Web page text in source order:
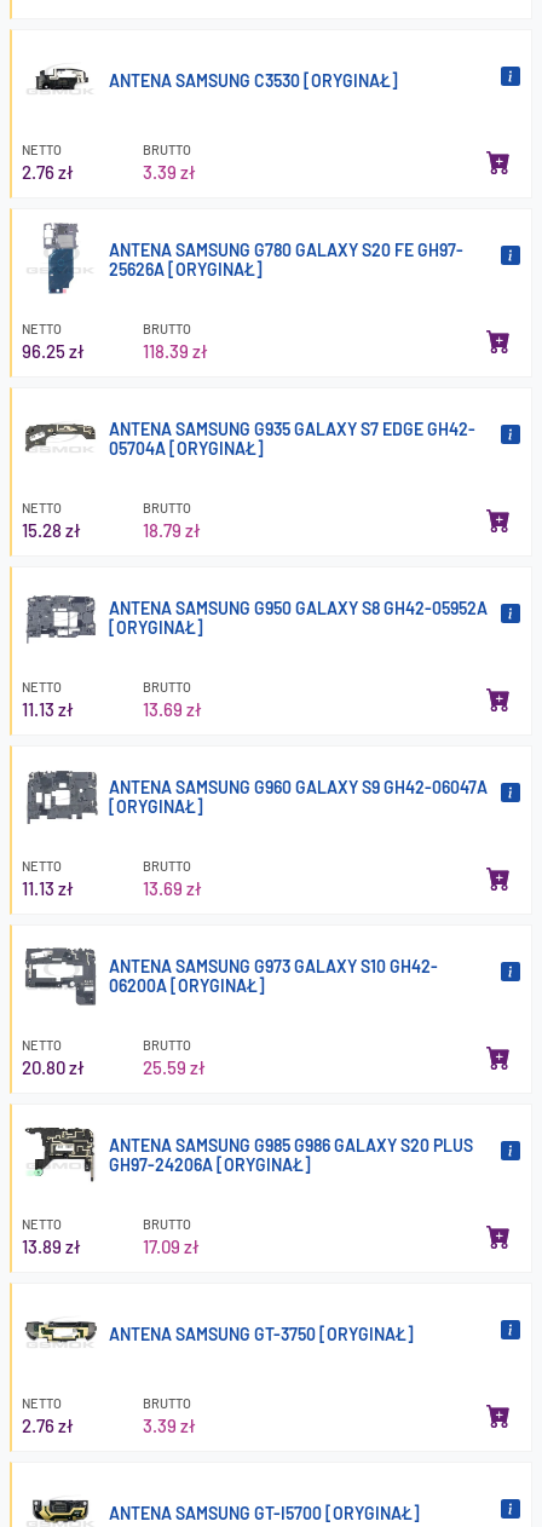
ANTENA SAMSUNG C3530 [ORYGINAŁ]
NETTO
2.76 zł
BRUTTO
3.39 zł
ANTENA SAMSUNG G780 GALAXY S20 FE GH97-
25626A [ORYGINAŁ]
NETTO
96.25 zł
BRUTTO
118.39 zł
ANTENA SAMSUNG G935 GALAXY S7 EDGE GH42-
05704A [ORYGINAŁ]
NETTO
15.28 zł
BRUTTO
18.79 zł
ANTENA SAMSUNG G950 GALAXY S8 GH42-05952A
[ORYGINAŁ]
NETTO
11.13 zł
BRUTTO
13.69 zł
ANTENA SAMSUNG G960 GALAXY S9 GH42-06047A
[ORYGINAŁ]
NETTO
11.13 zł
BRUTTO
13.69 zł
ANTENA SAMSUNG G973 GALAXY S10 GH42-
06200A [ORYGINAŁ]
NETTO
20.80 zł
BRUTTO
25.59 zł
ANTENA SAMSUNG G985 G986 GALAXY S20 PLUS
GH97-24206A [ORYGINAŁ]
NETTO
13.89 zł
BRUTTO
17.09 zł
ANTENA SAMSUNG GT-3750 [ORYGINAŁ]
NETTO
2.76 zł
BRUTTO
3.39 zł
ANTENA SAMSUNG GT-I5700 [ORYGINAŁ]